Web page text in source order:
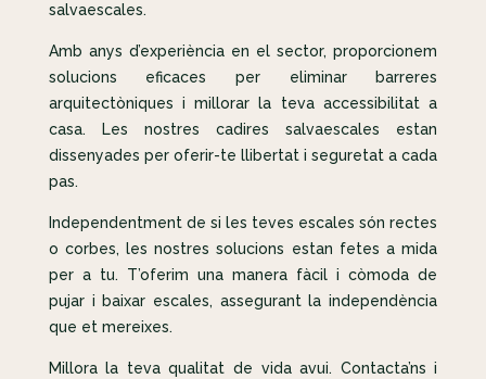
salvaescales.
Amb anys d’experiència en el sector, proporcionem
solucions eficaces per eliminar barreres
arquitectòniques i millorar la teva accessibilitat a
casa. Les nostres cadires salvaescales estan
dissenyades per oferir-te llibertat i seguretat a cada
pas.
Independentment de si les teves escales són rectes
o corbes, les nostres solucions estan fetes a mida
per a tu. T’oferim una manera fàcil i còmoda de
pujar i baixar escales, assegurant la independència
que et mereixes.
Millora la teva qualitat de vida avui. Contacta’ns i